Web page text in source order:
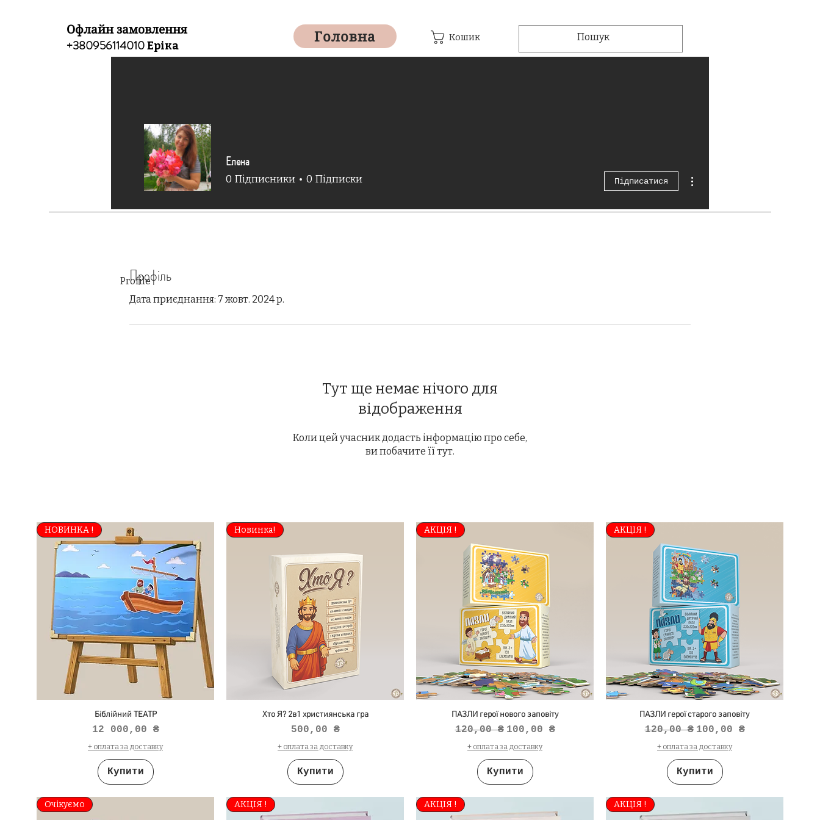
Офлайн замовлення
+380956114010Еріка
Профіль
Дата приєднання: 7 жовт. 2024 р.
Тут ще немає нічого для
відображення
Коли цей учасник додасть інформацію про себе,
ви побачите її тут.
Елена
0 Підписники 0 Підписки Підписатися
Profile
Головна Кошик
НОВИНКА !
Біблійний ТЕАТР
Ціна
12 000,00 ₴
+ оплата за доставку
Купити
Новинка!
Хто Я? 2в1 християнська гра
Ціна
500,00 ₴
+ оплата за доставку
Купити
АКЦІЯ !
ПАЗЛИ герої нового заповіту
Звичайна ціна
120,00 ₴ За розпродажем
100,00 ₴
+ оплата за доставку
Купити
АКЦІЯ !
ПАЗЛИ герої старого заповіту
Звичайна ціна
120,00 ₴ За розпродажем
100,00 ₴
+ оплата за доставку
Купити
Очікуємо АКЦІЯ ! АКЦІЯ ! АКЦІЯ !